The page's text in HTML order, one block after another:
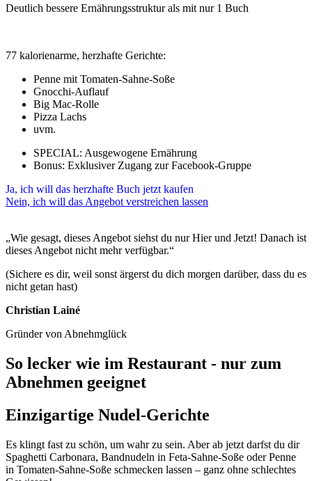
Deutlich bessere Ernährungsstruktur als mit nur 1 Buch
77 kalorienarme, herzhafte Gerichte:
Penne mit Tomaten-Sahne-Soße
Gnocchi-Auflauf
Big Mac-Rolle
Pizza Lachs
uvm.
SPECIAL: Ausgewogene Ernährung
Bonus: Exklusiver Zugang zur Facebook-Gruppe
Ja, ich will das herzhafte Buch jetzt kaufen
Nein, ich will das Angebot verstreichen lassen
„Wie gesagt, dieses Angebot siehst du nur Hier und Jetzt! Danach ist
dieses Angebot nicht mehr verfügbar.“
(Sichere es dir, weil sonst ärgerst du dich morgen darüber, dass du es
nicht getan hast)
Christian Lainé
Gründer von Abnehmglück
So lecker wie im Restaurant - nur zum
Abnehmen geeignet
Einzigartige Nudel-Gerichte
Es klingt fast zu schön, um wahr zu sein. Aber ab jetzt darfst du dir
Spaghetti Carbonara, Bandnudeln in Feta-Sahne-Soße oder Penne
in Tomaten-Sahne-Soße schmecken lassen – ganz ohne schlechtes